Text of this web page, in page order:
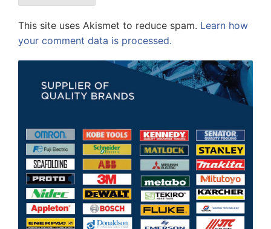
This site uses Akismet to reduce spam. Learn how
your comment data is processed.